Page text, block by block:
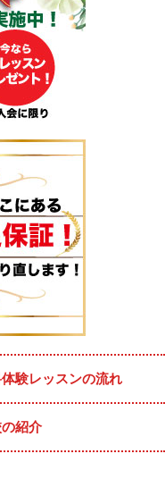
験レッスンの流れ
紹介